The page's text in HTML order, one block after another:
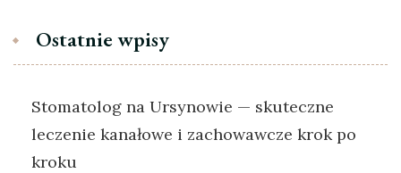
Ostatnie wpisy
Stomatolog na Ursynowie — skuteczne
leczenie kanałowe i zachowawcze krok po
kroku